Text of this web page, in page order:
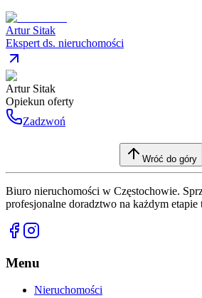
Artur Sitak
Ekspert ds. nieruchomości
Artur Sitak
Opiekun oferty
Zadzwoń
Wróć do góry
Biuro nieruchomości w Częstochowie.
profesjonalne doradztwo na każdym etapie
Menu
Nieruchomości